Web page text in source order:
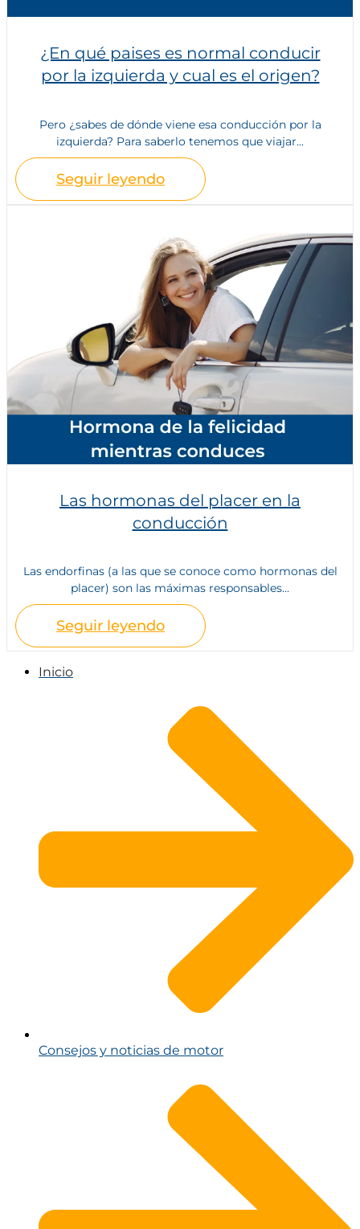
¿En qué paises es normal conducir
por la izquierda y cual es el origen?
Pero ¿sabes de dónde viene esa conducción por la
izquierda? Para saberlo tenemos que viajar...
Seguir leyendo
Las hormonas del placer en la
conducción
Las endorfinas (a las que se conoce como hormonas del
placer) son las máximas responsables...
Seguir leyendo
Inicio
Consejos y noticias de motor